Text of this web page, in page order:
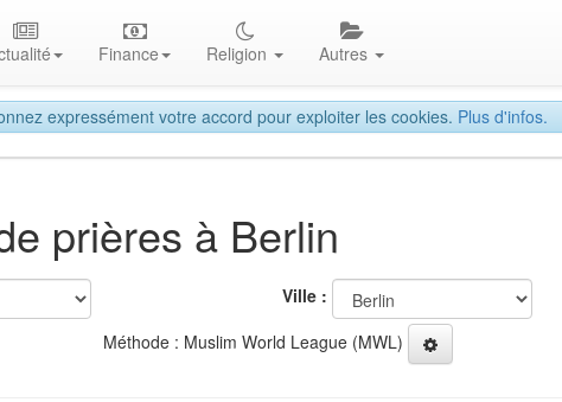
expressément votre accord pour exploiter les cookies. Plus d'infos.
Finance Religion Autres
prières à Berlin
Ville :
Méthode : Muslim World League (MWL)